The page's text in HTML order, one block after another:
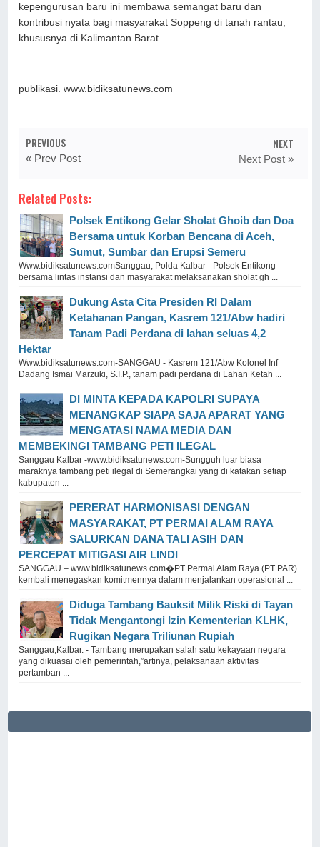
kepengurusan baru ini membawa semangat baru dan
kontribusi nyata bagi masyarakat Soppeng di tanah rantau,
khususnya di Kalimantan Barat.
publikasi. www.bidiksatunews.com
PREVIOUS
« Prev Post
NEXT
Next Post »
Related Posts:
Polsek Entikong Gelar Sholat Ghoib dan Doa
Bersama untuk Korban Bencana di Aceh,
Sumut, Sumbar dan Erupsi Semeru
Www.bidiksatunews.comSanggau, Polda Kalbar - Polsek Entikong
bersama lintas instansi dan masyarakat melaksanakan sholat gh ...
Dukung Asta Cita Presiden RI Dalam
Ketahanan Pangan, Kasrem 121/Abw hadiri
Tanam Padi Perdana di lahan seluas 4,2
Hektar
Www.bidiksatunews.com-SANGGAU - Kasrem 121/Abw Kolonel Inf
Dadang Ismai Marzuki, S.I.P., tanam padi perdana di Lahan Ketah ...
DI MINTA KEPADA KAPOLRI SUPAYA
MENANGKAP SIAPA SAJA APARAT YANG
MENGATASI NAMA MEDIA DAN
MEMBEKINGI TAMBANG PETI ILEGAL
Sanggau Kalbar -www.bidiksatunews.com-Sungguh luar biasa
maraknya tambang peti ilegal di Semerangkai yang di katakan setiap
kabupaten ...
PERERAT HARMONISASI DENGAN
MASYARAKAT, PT PERMAI ALAM RAYA
SALURKAN DANA TALI ASIH DAN
PERCEPAT MITIGASI AIR LINDI
SANGGAU – www.bidiksatunews.com⁠�PT Permai Alam Raya (PT PAR)
kembali menegaskan komitmennya dalam menjalankan operasional ...
Diduga Tambang Bauksit Milik Riski di Tayan
Tidak Mengantongi Izin Kementerian KLHK,
Rugikan Negara Triliunan Rupiah
Sanggau,Kalbar. - Tambang merupakan salah satu kekayaan negara
yang dikuasai oleh pemerintah,”artinya, pelaksanaan aktivitas
pertamban ...